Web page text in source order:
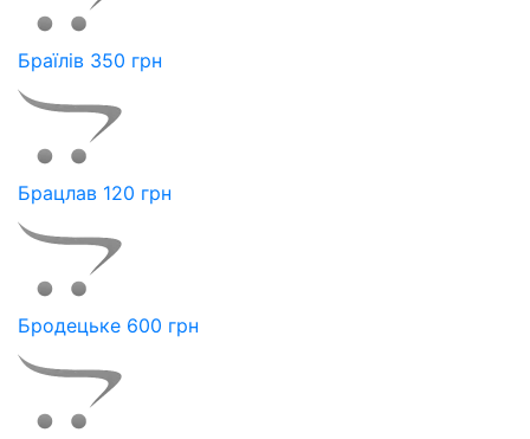
Браїлів 350 грн
Брацлав 120 грн
Бродецьке 600 грн